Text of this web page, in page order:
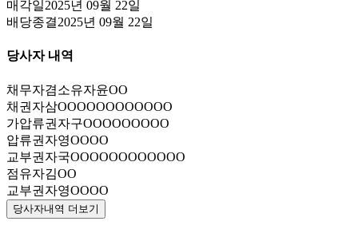
매각일2025년 09월 22일
배당종결2025년 09월 22일
당사자 내역
채무자겸소유자윤OO
채권자삼OOOOOOOOOOOO
가압류권자구OOOOOOOOO
압류권자영OOOO
교부권자국OOOOOOOOOOOO
점유자김OO
교부권자영OOOO
당사자내역 더보기